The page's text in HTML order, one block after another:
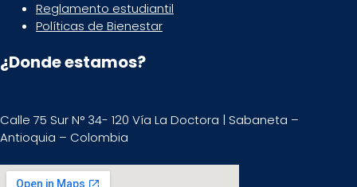
Reglamento estudiantil
Políticas de Bienestar
¿Donde estamos?
Calle 75 Sur N° 34- 120 Vía La Doctora | Sabaneta –
Antioquia – Colombia